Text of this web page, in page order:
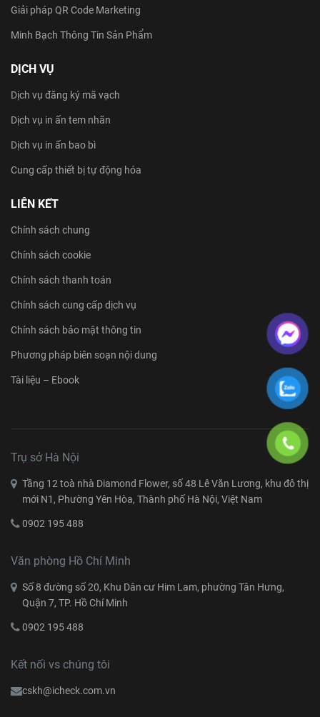
Giải pháp QR Code Marketing
Minh Bạch Thông Tin Sản Phẩm
DỊCH VỤ
Dịch vụ đăng ký mã vạch
Dịch vụ in ấn tem nhãn
Dịch vụ in ấn bao bì
Cung cấp thiết bị tự động hóa
LIÊN KẾT
Chính sách chung
Chính sách cookie
Chính sách thanh toán
Chính sách cung cấp dịch vụ
Chính sách bảo mật thông tin
Phương pháp biên soạn nội dung
Tài liệu – Ebook
Trụ sở Hà Nội
Tầng 12 toà nhà Diamond Flower, số 48 Lê Văn Lương, khu đô thị
mới N1, Phường Yên Hòa, Thành phố Hà Nội, Việt Nam
0902 195 488
Văn phòng Hồ Chí Minh
Số 8 đường số 20, Khu Dân cư Him Lam, phường Tân Hưng,
Quận 7, TP. Hồ Chí Minh
0902 195 488
Kết nối vs chúng tôi
cskh@icheck.com.vn